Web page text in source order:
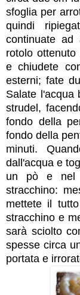
sfoglia per
quindi
continuate ad
rotolo
e chiudete
esterni; fate
Salate l'acqua
strudel,
fondo della
fondo della
minuti.
dall'acqua e
un pò e nel
stracchino:
mettete il
stracchino e
sarà sciolto
spesse circa
portata e